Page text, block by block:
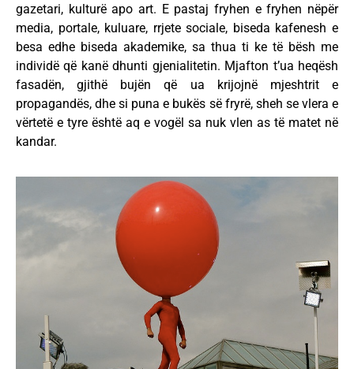
gazetari, kulturë apo art. E pastaj fryhen e fryhen nëpër
media, portale, kuluare, rrjete sociale, biseda kafenesh e
besa edhe biseda akademike, sa thua ti ke të bësh me
individë që kanë dhunti gjenialitetin. Mjafton t’ua heqësh
fasadën, gjithë bujën që ua krijojnë mjeshtrit e
propagandës, dhe si puna e bukës së fryrë, sheh se vlera e
vërtetë e tyre është aq e vogël sa nuk vlen as të matet në
kandar.